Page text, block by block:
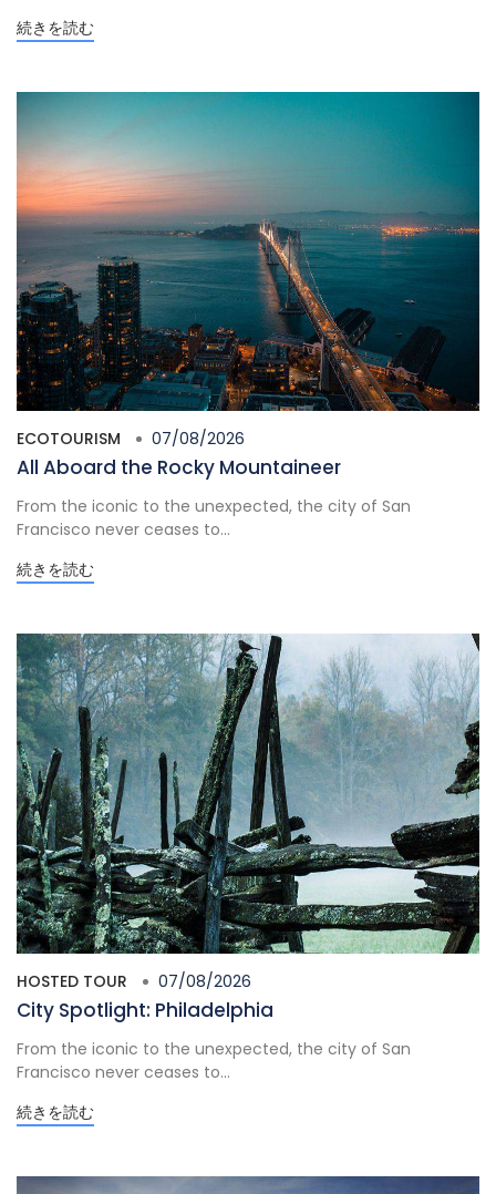
続きを読む
ECOTOURISM 07/08/2026
All Aboard the Rocky Mountaineer
From the iconic to the unexpected, the city of San
Francisco never ceases to...
続きを読む
HOSTED TOUR 07/08/2026
City Spotlight: Philadelphia
From the iconic to the unexpected, the city of San
Francisco never ceases to...
続きを読む